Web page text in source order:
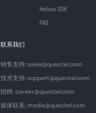
Helios SDK
FAQ
联系我们
销售支持: sales@quectel.com
技术支持: support@quectel.com
招聘: career@quectel.com
媒体联系: media@quectel.com